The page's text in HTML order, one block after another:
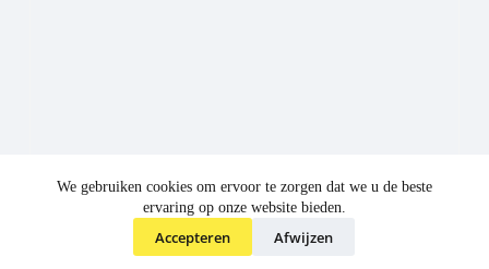
We gebruiken cookies om ervoor te zorgen dat we u de beste
ervaring op onze website bieden.
Accepteren Afwijzen
Toma Car Parts2025